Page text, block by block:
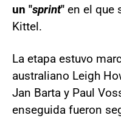
un "sprint" en el que
Kittel.
La etapa estuvo
australiano Leigh
Jan Barta y Paul
enseguida fueron